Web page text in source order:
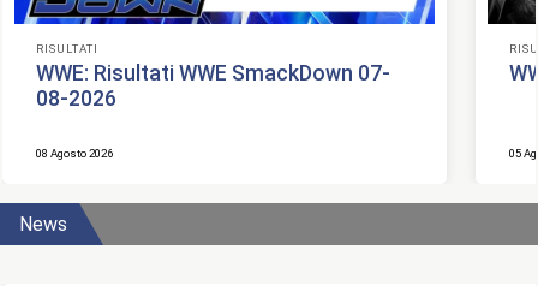
RISULTATI
WWE: Risultati WWE SmackDown 07-
08-2026
08 Agosto 2026 05
News